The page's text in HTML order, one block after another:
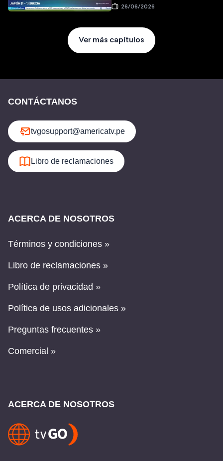
26/06/2026
Ver más capítulos
CONTÁCTANOS
tvgosupport@americatv.pe
Libro de reclamaciones
ACERCA DE NOSOTROS
Términos y condiciones »
Libro de reclamaciones »
Política de privacidad »
Política de usos adicionales »
Preguntas frecuentes »
Comercial »
ACERCA DE NOSOTROS